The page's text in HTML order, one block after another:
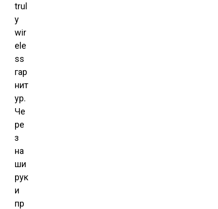
trul
y
wir
ele
ss
гар
нит
ур.
Че
ре
з
на
ши
рук
и
пр